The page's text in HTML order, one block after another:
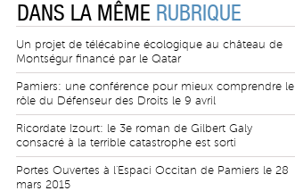
DANS LA MÊME RUBRIQUE
Un projet de télécabine écologique au château de
Montségur financé par le Qatar
Pamiers: une conférence pour mieux comprendre le
rôle du Défenseur des Droits le 9 avril
Ricordate Izourt: le 3e roman de Gilbert Galy
consacré à la terrible catastrophe est sorti
Portes Ouvertes à l'Espaci Occitan de Pamiers le 28
mars 2015